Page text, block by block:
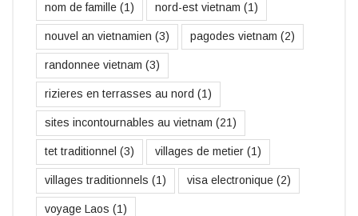
nom de famille (1) nord-est vietnam (1)
nouvel an vietnamien (3) pagodes vietnam (2)
randonnee vietnam (3)
rizieres en terrasses au nord (1)
sites incontournables au vietnam (21)
tet traditionnel (3) villages de metier (1)
villages traditionnels (1) visa electronique (2)
voyage Laos (1)